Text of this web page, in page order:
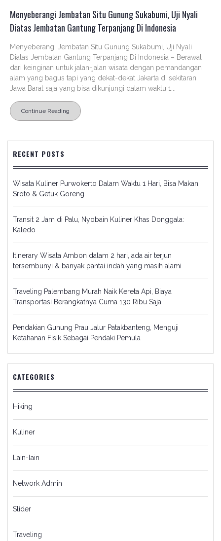
Menyeberangi Jembatan Situ Gunung Sukabumi, Uji Nyali
Diatas Jembatan Gantung Terpanjang Di Indonesia
Menyeberangi Jembatan Situ Gunung Sukabumi, Uji Nyali
Diatas Jembatan Gantung Terpanjang Di Indonesia – Berawal
dari keinginan untuk jalan-jalan wisata dengan pemandangan
alam yang bagus tapi yang dekat-dekat Jakarta di sekitaran
Jawa Barat saja yang bisa dikunjungi dalam waktu 1...
Continue Reading
RECENT POSTS
Wisata Kuliner Purwokerto Dalam Waktu 1 Hari, Bisa Makan
Sroto & Getuk Goreng
Transit 2 Jam di Palu, Nyobain Kuliner Khas Donggala:
Kaledo
Itinerary Wisata Ambon dalam 2 hari, ada air terjun
tersembunyi & banyak pantai indah yang masih alami
Traveling Palembang Murah Naik Kereta Api, Biaya
Transportasi Berangkatnya Cuma 130 Ribu Saja
Pendakian Gunung Prau Jalur Patakbanteng, Menguji
Ketahanan Fisik Sebagai Pendaki Pemula
CATEGORIES
Hiking
Kuliner
Lain-lain
Network Admin
Slider
Traveling